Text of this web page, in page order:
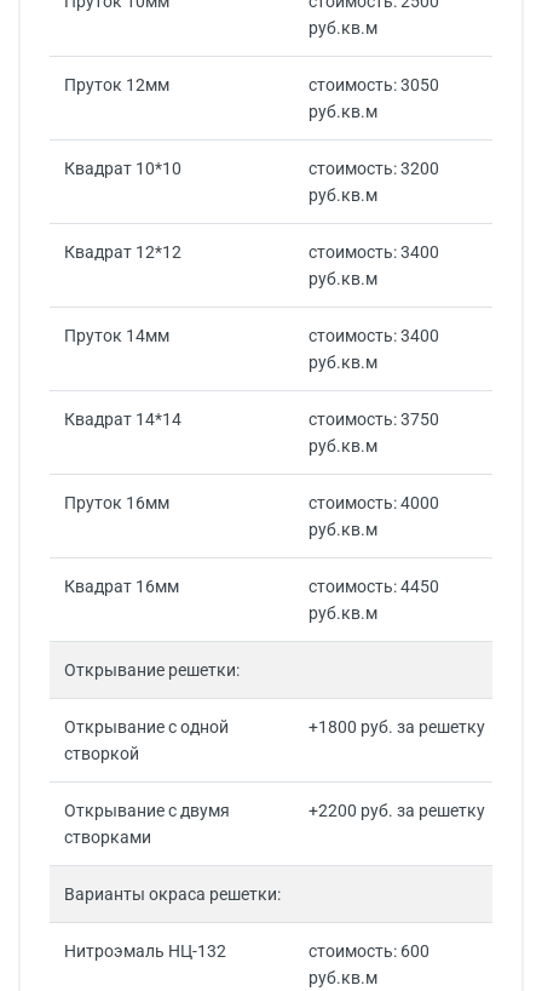
руб.кв.м
Пруток 12мм
стоимость: 3050
руб.кв.м
Квадрат 10*10
стоимость: 3200
руб.кв.м
Квадрат 12*12
стоимость: 3400
руб.кв.м
Пруток 14мм
стоимость: 3400
руб.кв.м
Квадрат 14*14
стоимость: 3750
руб.кв.м
Пруток 16мм
стоимость: 4000
руб.кв.м
Квадрат 16мм
стоимость: 4450
руб.кв.м
Открывание решетки:
Открывание с одной
створкой
+1800 руб. за решетку
Открывание с двумя
створками
+2200 руб. за решетку
Варианты окраса решетки:
Нитроэмаль НЦ-132
стоимость: 600
руб.кв.м